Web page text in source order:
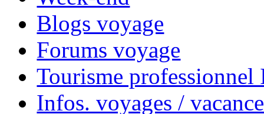
Blogs voyage
Forums voyage
Tourisme
Infos. voyages /